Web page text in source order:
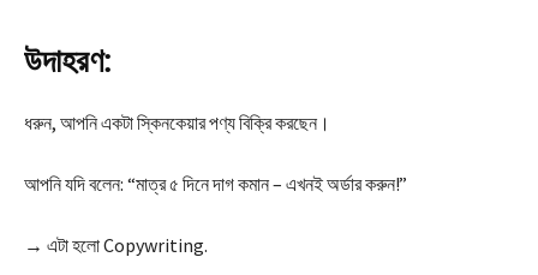
উদাহরণ:
ধরুন, আপনি একটা স্কিনকেয়ার পণ্য বিক্রি করছেন।
আপনি যদি বলেন: “মাত্র ৫ দিনে দাগ কমান – এখনই অর্ডার করুন!”
→ এটা হলো Copywriting.